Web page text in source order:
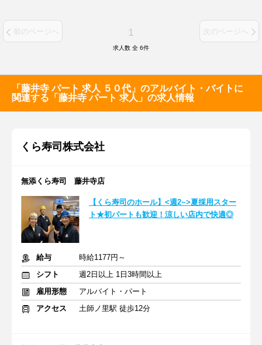
前のページへ 1 次のページへ
求人数 全 6件
「藤井寺 パート 求人 ５０代」のアルバイト・バイトに
関連する「藤井寺 パート 求人」の求人情報
くら寿司株式会社
無添くら寿司 藤井寺店
【くら寿司のホール】<週2~>夏採用スター
ト★初パートも歓迎！涼しい店内で快適◎
給与
時給1177円～
シフト
週2日以上 1日3時間以上
雇用形態
アルバイト・パート
アクセス
土師ノ里駅 徒歩12分